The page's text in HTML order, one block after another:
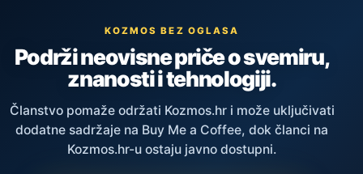
KOZMOS BEZ OGLASA
Podrži neovisne priče o svemiru,
znanosti i tehnologiji.
Članstvo pomaže održati Kozmos.hr i može uključivati
dodatne sadržaje na Buy Me a Coffee, dok članci na
Kozmos.hr-u ostaju javno dostupni.